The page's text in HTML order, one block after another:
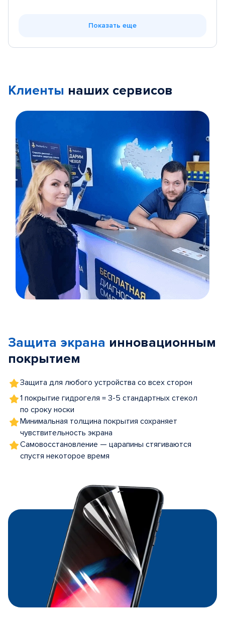
Показать еще
Клиенты наших сервисов
5
Защита экрана инновационным
покрытием
Защита для любого устройства со всех сторон
1 покрытие гидрогеля = 3-5 стандартных стекол
по сроку носки
Минимальная толщина покрытия сохраняет
чувствительность экрана
Самовосстановление — царапины стягиваются
спустя некоторое время